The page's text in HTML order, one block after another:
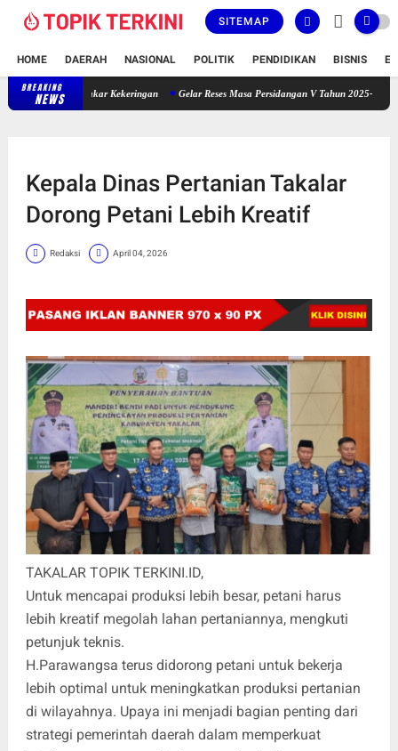
SITEMAP
HOME DAERAH NASIONAL POLITIK PENDIDIKAN BISNIS
BREAKING
NEWS Sekitar 50 Ha Tanaman Padi Gadu Petani Bontobila Terbakar
Kepala Dinas Pertanian Takalar
Dorong Petani Lebih Kreatif
Redaksi April 04, 2026
TAKALAR TOPIK TERKINI.ID,
Untuk mencapai produksi lebih besar, petani harus
lebih kreatif megolah lahan pertaniannya, mengkuti
petunjuk teknis.
H.Parawangsa terus didorong petani untuk bekerja
lebih optimal untuk meningkatkan produksi pertanian
di wilayahnya. Upaya ini menjadi bagian penting dari
strategi pemerintah daerah dalam memperkuat